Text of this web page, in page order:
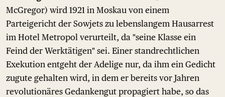
McGregor) wird 1921 in Moskau von einem
Parteigericht der Sowjets zu lebenslangem Hausarrest
im Hotel Metropol verurteilt, da "seine Klasse ein
Feind der Werktätigen" sei. Einer standrechtlichen
Exekution entgeht der Adelige nur, da ihm ein Gedicht
zugute gehalten wird, in dem er bereits vor Jahren
revolutionäres Gedankengut propagiert habe, so das